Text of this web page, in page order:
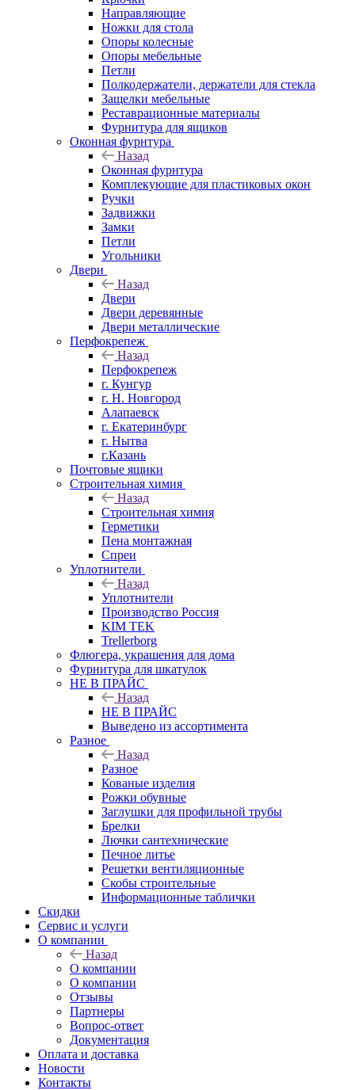
Направляющие
Ножки для стола
Опоры колесные
Опоры мебельные
Петли
Полкодержатели, держатели для стекла
Защелки мебельные
Реставрационные материалы
Фурнитура для ящиков
Оконная фурнтура
Назад
Оконная фурнтура
Комплекующие для пластиковых окон
Ручки
Задвижки
Замки
Петли
Угольники
Двери
Назад
Двери
Двери деревянные
Двери металлические
Перфокрепеж
Назад
Перфокрепеж
г. Кунгур
г. Н. Новгород
Алапаевск
г. Екатеринбург
г. Нытва
г.Казань
Почтовые ящики
Строительная химия
Назад
Строительная химия
Герметики
Пена монтажная
Спреи
Уплотнители
Назад
Уплотнители
Производство Россия
KIM TEK
Trellerborg
Флюгера, украшения для дома
Фурнитура для шкатулок
НЕ В ПРАЙС
Назад
НЕ В ПРАЙС
Выведено из ассортимента
Разное
Назад
Разное
Кованые изделия
Рожки обувные
Заглушки для профильной трубы
Брелки
Лючки сантехнические
Печное литье
Решетки вентиляционные
Скобы строительные
Информационные таблички
Скидки
Сервис и услуги
О компании
Назад
О компании
О компании
Отзывы
Партнеры
Вопрос-ответ
Документация
Оплата и доставка
Новости
Контакты